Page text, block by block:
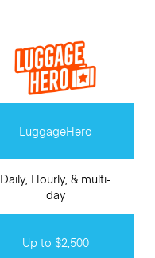
LuggageHero
Daily, Hourly, & multi-
day
Up to $2,500